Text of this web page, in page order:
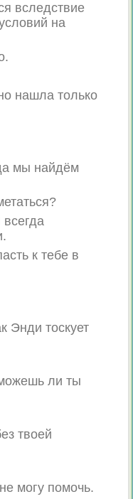
вследствие
на
нашла только
мы найдём
к тебе в
Энди тоскует
ли ты
твоей
могу помочь.